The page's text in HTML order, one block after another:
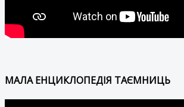
МАЛА ЕНЦИКЛОПЕДІЯ ТАЄМНИЦЬ